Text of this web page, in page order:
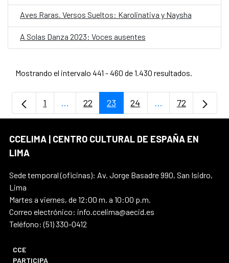
Aves Raras. Versos Sueltos: Karolinativa y Naysha
A Solas Danza 2023: Voces ausentes
Mostrando el intervalo 441 - 460 de 1.430 resultados.
Página
1 ...Páginas intermedias Use TAB para
Página
22 Página
23 Página
24 ...PáginasPágina
72
CCELIMA | CENTRO CULTURAL DE ESPAÑA EN
LIMA
Sede temporal (oficinas): Av. Jorge Basadre 990, San Isidro,
Lima
Martes a viernes, de 12:00 m. a 10:00 p.m.
Correo electrónico: info.ccelima@aecid.es
Teléfono: (51) 330-0412
CCE
PARTICIPA